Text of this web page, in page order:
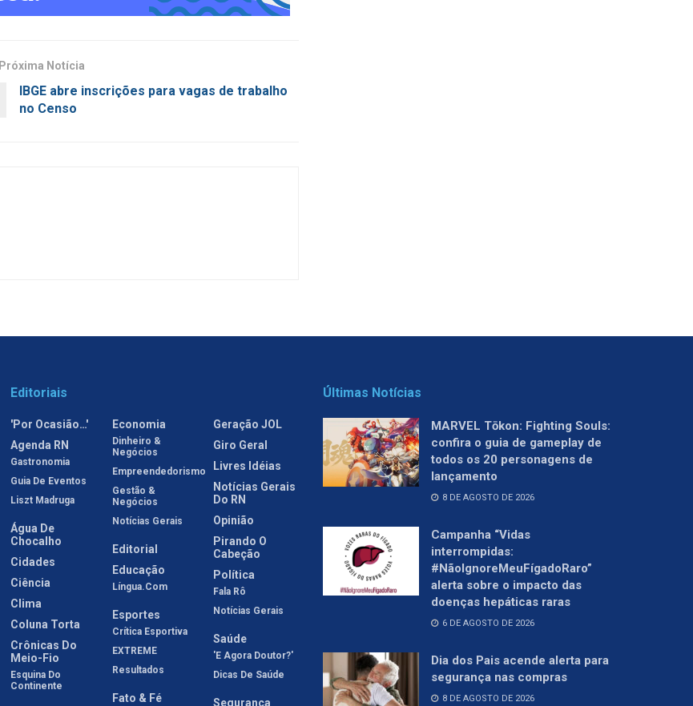
Próxima Notícia
IBGE abre inscrições para vagas de trabalho
no Censo
Editoriais
'Por Ocasião…'
Agenda RN
Gastronomia
Guia De Eventos
Liszt Madruga
Água De
Chocalho
Cidades
Ciência
Clima
Coluna Torta
Crônicas Do
Meio-Fio
Esquina Do
Continente
Economia
Dinheiro &
Negócios
Empreendedorismo
Gestão &
Negócios
Notícias Gerais
Editorial
Educação
Língua.com
Esportes
Crítica Esportiva
EXTREME
Resultados
Fato & Fé
Geração JOL
Giro Geral
Livres Idéias
Notícias Gerais
Do RN
Opinião
Pirando O
Cabeção
Política
Fala Rô
Notícias Gerais
Saúde
'E Agora Doutor?'
Dicas De Saúde
Segurança
Últimas Notícias
MARVEL Tōkon: Fighting Souls:
confira o guia de gameplay de
todos os 20 personagens de
lançamento
8 DE AGOSTO DE 2026
Campanha “Vidas
interrompidas:
#NãoIgnoreMeuFígadoRaro”
alerta sobre o impacto das
doenças hepáticas raras
6 DE AGOSTO DE 2026
Dia dos Pais acende alerta para
segurança nas compras
8 DE AGOSTO DE 2026